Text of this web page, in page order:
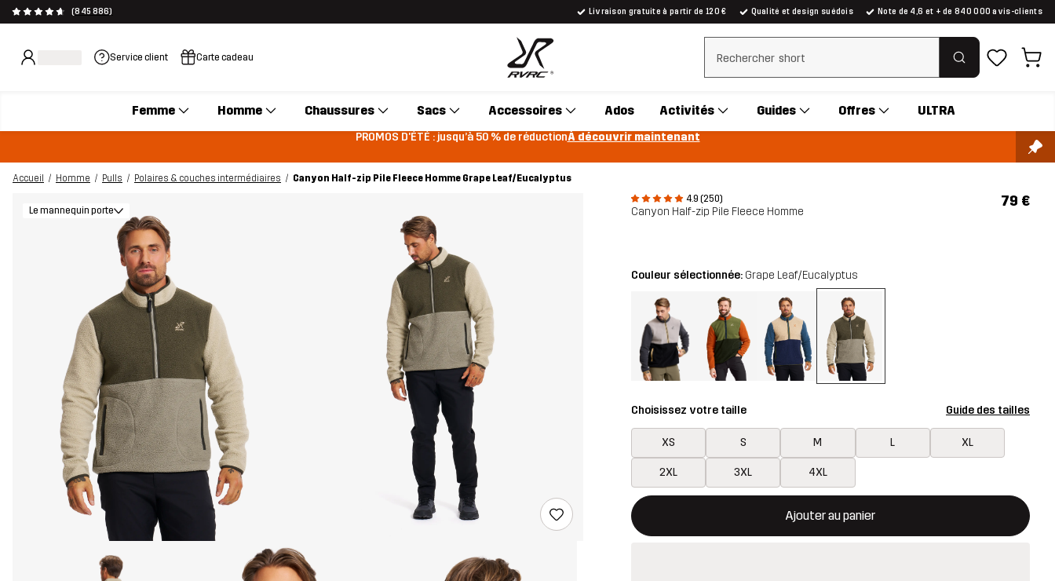
(845 886) Livraison gratuite à partir de 120 € Qualité et design suédois Note de 4,6 et + de 840 000 avis-clients
Service client Carte cadeau Effacer la recherche
Femme Homme Chaussures Sacs Accessoires Ados Activités Guides Offres ULTRA
PROMOS D'ÉTÉ : jusqu’à 50 % de réductionÀ découvrir maintenant
Accueil Homme Pulls Polaires & couches intermédiaires
Canyon Half-zip Pile Fleece Homme Grape Leaf/Eucalyptus
4.9 (250)
Canyon Half-zip Pile Fleece Homme
79 €
Le mannequin porte
Couleur sélectionnée: Grape Leaf/Eucalyptus
Choisissez votre taille Guide des tailles
XS S M L XL
2XL 3XL 4XL
Ajouter au panier
Ce bouton ouvrira une fenêtre modale confirmant un nouvel article dans le
{{taille}} non disponible